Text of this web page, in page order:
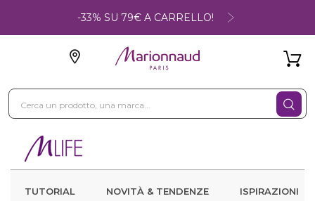
-33% SU 79€ A CARRELLO!
TUTORIAL NOVITÀ & TENDENZE ISPIRAZIONI